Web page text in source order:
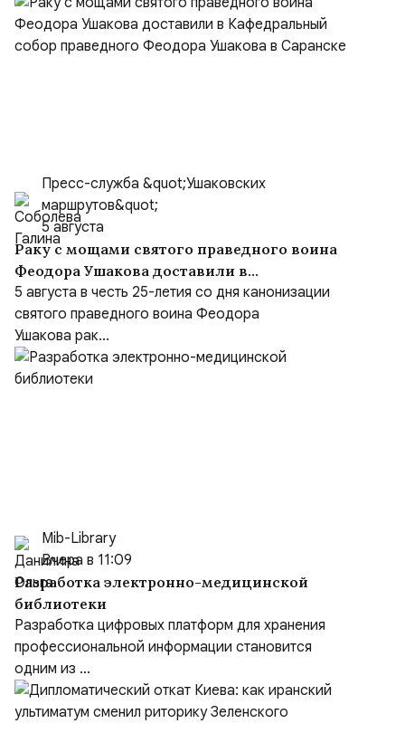
Пресс-служба &quot;Ушаковских
маршрутов&quot;
5 августа
Раку с мощами святого праведного воина
Феодора Ушакова доставили в
Кафедральный собор праведного Феодора
Ушакова в Саранске
5 августа в честь 25-летия со дня канонизации
святого праведного воина Феодора
Ушакова рак...
Mib-Library
Вчера в 11:09
Разработка электронно-медицинской
библиотеки
Разработка цифровых платформ для хранения
профессиональной информации становится
одним из ...